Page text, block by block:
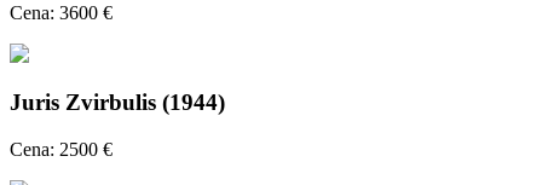
Cena: 3600 €
Juris Zvirbulis (1944)
Cena: 2500 €